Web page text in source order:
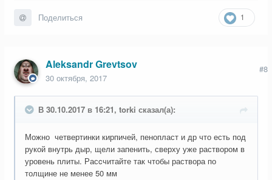
1
Поделиться
Aleksandr Grevtsov
30 октября, 2017
#8
В 30.10.2017 в 16:21, torki сказал(а):
Можно четвертинки кирпичей, пенопласт и др что есть под
рукой внутрь дыр, щели запенить, сверху уже раствором в
уровень плиты. Расcчитайте так чтобы раствора по
толщине не менее 50 мм